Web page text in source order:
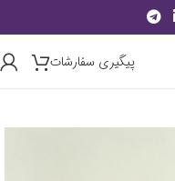
پیگیری سفارشات